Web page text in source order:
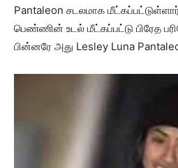
Pantaleon சடலமாக
பெண்ணின் உடல் மீட்கப்பட்டு பிரேத
பின்னரே அது Lesley Luna